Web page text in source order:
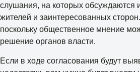
слушания, на которых обсуждаются
жителей и заинтересованных
поскольку общественное мнение
решение органов власти.
Если в ходе согласования будут